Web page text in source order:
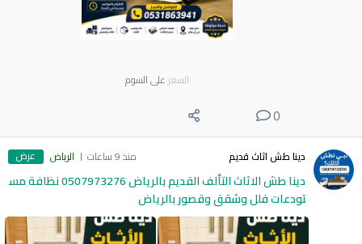
السعر على السوم
0
دينا طش اثاث قديم منذ 9 ساعات الرياض عرض
دينا طش الاثاث التألف القديم بالرياض 0507973276 نظافة مس
تودعات فلل وشقق وقصور بالرياض